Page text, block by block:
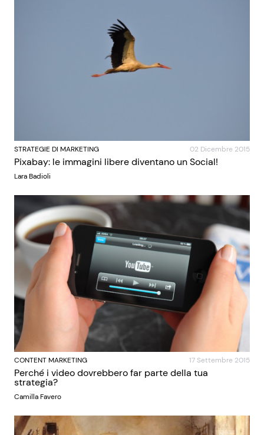
STRATEGIE DI MARKETING 02 Dicembre 2015
Pixabay: le immagini libere diventano un Social!
Lara Badioli
CONTENT MARKETING 17 Settembre 2015
Perché i video dovrebbero far parte della tua
strategia?
Camilla Favero